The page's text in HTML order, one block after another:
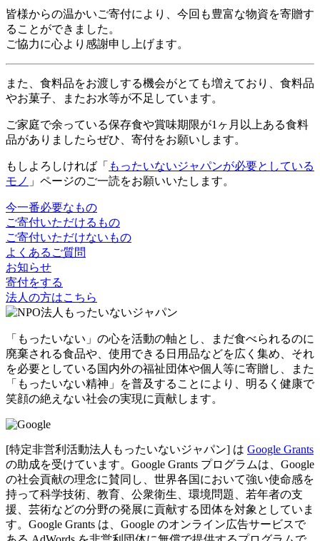
皆様からの温かいご寄付により、今回も豊富な物資を寄贈す
ることができました。
ご協力に心より感謝申し上げます。
また、食料品をお渡しする機会がとても増えており、食料品
やお菓子、またお水等が不足しています。
ご家庭で余っている保存食や賞味期限が1ヶ月以上ある食料
品がありましたらぜひ、寄付をお願いします。
もしよろしければ「 もったいないジャパンが必要としている
モノ 」ページのご一読をお願いいたします。
今一番必要なもの
ご寄付いただけるもの
ご寄付いただけないもの
よくあるご質問
お知らせ
寄付をする
法人の方はこちら
「もったいない」の心を活動の軸とし、まだ食べられるのに
廃棄される食品や、使用できる日用品などを広く集め、それ
を必要としている国内外の福祉団体や個人等に寄贈し、また
「もったいない精神」を普及することにより、明るく健康で
笑顔の絶えない社会の実現に貢献します。
[特定非営利活動法人もったいないジャパン] は Google Grants
の助成を受けています。Google Grants プログラムは、Google
の社会貢献の理念に賛同し、世界各国において強い使命感を
持って科学技術、教育、公衆衛生、環境問題、若年者の支
援、芸術などの分野の発展に貢献する団体を対象としていま
す。Google Grants は、Google のオンライン広告サービスで